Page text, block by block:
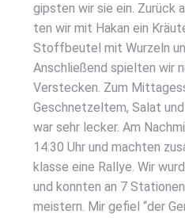
gips­ten wir sie ein. Zurück
ten wir mit Hakan ein
Stoff­beu­tel mit Wur­zeln
Anschlie­ßend spiel­ten wir
Ver­ste­cken. Zum
Geschnet­zel­tem, Salat
war sehr lecker. Am
14:30 Uhr und mach­ten
klas­se eine Ral­lye. Wir
und konn­ten an 7
meis­tern. Mir gefiel “der